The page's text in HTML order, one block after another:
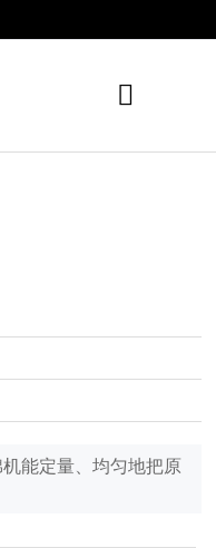
能定量、均匀地把原